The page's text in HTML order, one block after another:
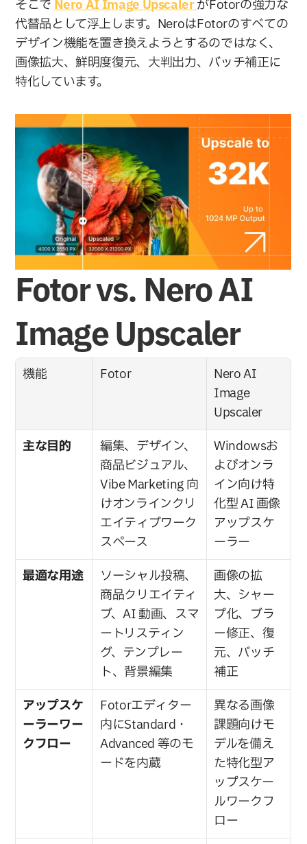
そこで Nero AI Image Upscaler がFotorの強力な
代替品として浮上します。NeroはFotorのすべての
デザイン機能を置き換えようとするのではなく、
画像拡大、鮮明度復元、大判出力、バッチ補正に
特化しています。
Fotor vs. Nero AI
Image Upscaler
機能 Fotor
Nero AI
Image
Upscaler
主な目的
編集、デザイン、
商品ビジュアル、
Vibe Marketing 向
けオンラインクリ
エイティブワーク
スペース
Windowsお
よびオンラ
イン向け特
化型 AI 画像
アップスケ
ーラー
最適な用途
ソーシャル投稿、
商品クリエイティ
ブ、AI 動画、スマ
ートリスティン
グ、テンプレー
ト、背景編集
画像の拡
大、シャー
プ化、ブラ
ー修正、復
元、バッチ
補正
アップスケ
ーラーワー
クフロー
Fotorエディター
内にStandard・
Advanced 等のモ
ードを内蔵
異なる画像
課題向けモ
デルを備え
た特化型ア
ップスケー
ルワークフ
ロー